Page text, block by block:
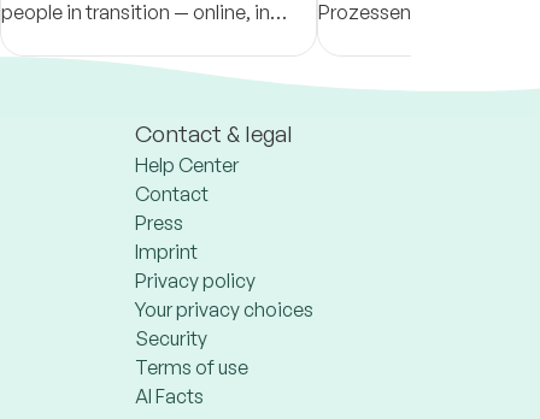
people in transition — online, in
German, English and French.
Prozessen, persönlichen
Entwicklungen,
LGBTQIA+ & Menschen in
Contact & legal
Help Center
Contact
Press
Imprint
Privacy policy
Your privacy choices
Security
Terms of use
AI Facts